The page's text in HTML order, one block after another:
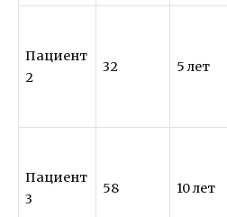
Пациент
2
32 5 лет
Пациент
3
58 10 лет